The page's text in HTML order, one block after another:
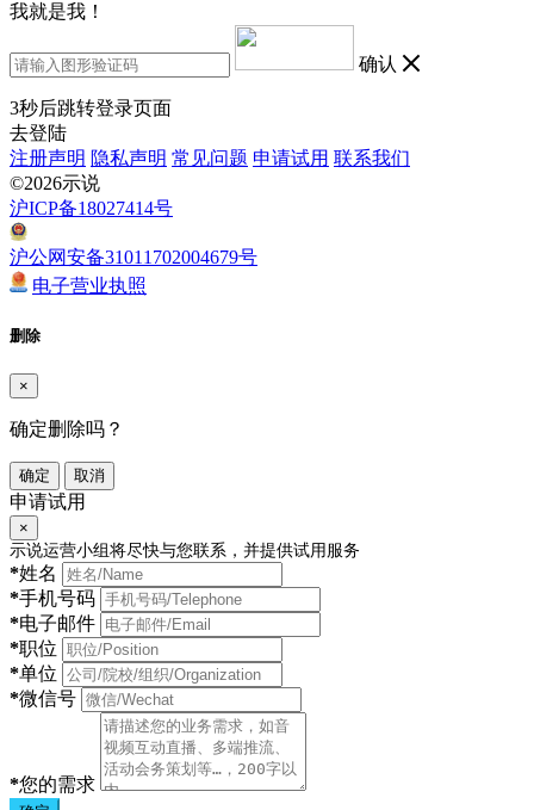
我就是我！
确认
3秒后跳转登录页面
去登陆
注册声明 隐私声明 常见问题 申请试用 联系我们
©2026示说
沪ICP备18027414号
沪公网安备31011702004679号
电子营业执照
删除
×
确定删除吗？
确定 取消
申请试用
×
示说运营小组将尽快与您联系，并提供试用服务
*姓名
*手机号码
*电子邮件
*职位
*单位
*微信号
*您的需求